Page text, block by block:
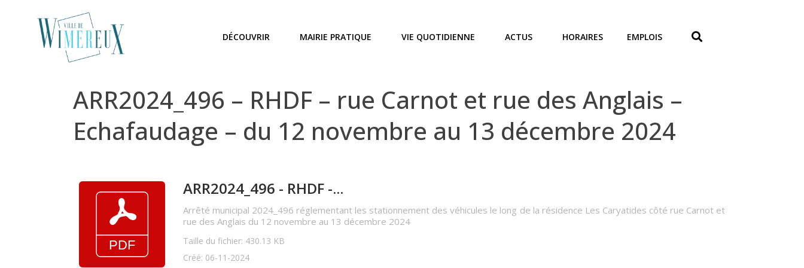
DÉCOUVRIR MAIRIE PRATIQUE VIE QUOTIDIENNE ACTUS HORAIRES EMPLOIS
ARR2024_496 – RHDF – rue Carnot et rue des Anglais –
Echafaudage – du 12 novembre au 13 décembre 2024
ARR2024_496 - RHDF -...
Arrêté municipal 2024_496 réglementant les stationnement des véhicules le long de la résidence Les Caryatides côté rue Carnot et
rue des Anglais du 12 novembre au 13 décembre 2024
Taille du fichier: 430.13 KB
Créé: 06-11-2024